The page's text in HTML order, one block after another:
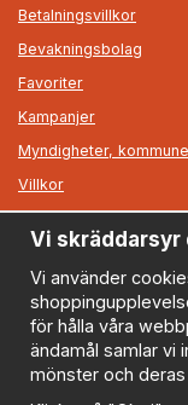
Betalningsvillkor
Bevakningsbolag
Favoriter
Kampanjer
Myndigheter,
Villkor
Information
Om oss
Nyheter
Nyhetsbrev
Logga in
Vi skräddarsyr
Vi använder
för hålla våra
ändamål samlar vi
mönster och deras